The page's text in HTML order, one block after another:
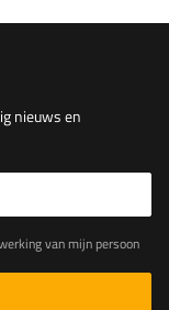
nieuws en
de Verordening van het Europees Parlement en de Raad (EU)